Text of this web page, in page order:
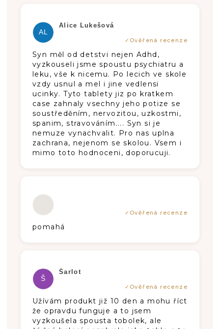
AL
Alice Lukešová
Die Produktbewertung beträgt 5 von
Syn měl od detstvi nejen Adhd,
vyzkouseli jsme spoustu psychiatru a
leku, vše k nicemu. Po lecich ve skole
vzdy usnul a mel i jine vedlensi
ucinky. Tyto tablety jiz po kratkem
case zahnaly vsechny jeho potize se
soustředěním, nervozitou, uzkostmi,
spanim, stravováním.... Syn si je
nemuze vynachvalit. Pro nas uplna
zachrana, nejenom se skolou. Vsem i
mimo toto hodnoceni, doporucuji.
pomahá
Š
Šarlot
Die Produktbewertung beträgt 5 von
Užívám produkt již 10 den a mohu říct
že opravdu funguje a to jsem
vyzkoušela spousta tobolek, ale